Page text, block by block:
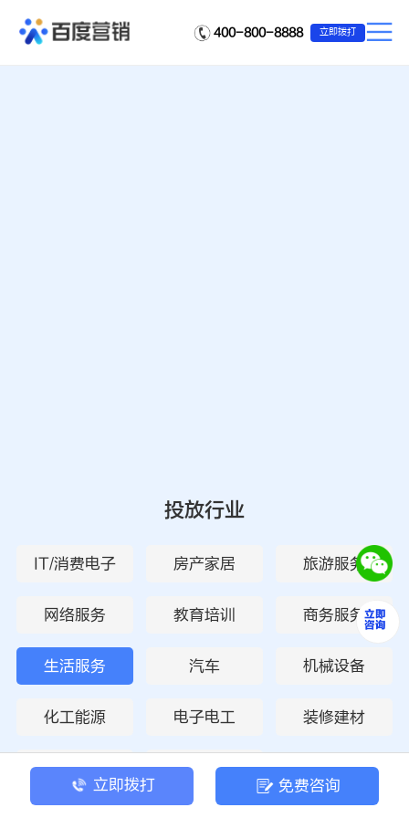
400-800-8888 立即拨打
投放行业
IT/消费电子 房产家居 旅游服务
网络服务 教育培训 商务服务
生活服务 汽车 机械设备
化工能源 电子电工 装修建材
物流运输
废旧回收
立即拨打
免费咨询